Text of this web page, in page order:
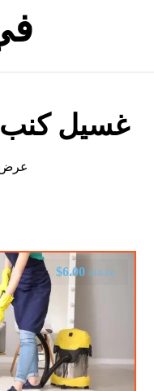
غسيل
عرض
$10.00
$6.00